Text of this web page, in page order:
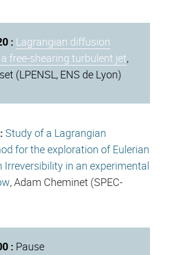
: Lagrangian diffusion
free-shearing turbulent jet,
(LPENSL, ENS de Lyon)
Study of a Lagrangian
for the exploration of Eulerian
Irreversibility in an experimental
, Adam Cheminet (SPEC-
: Pause